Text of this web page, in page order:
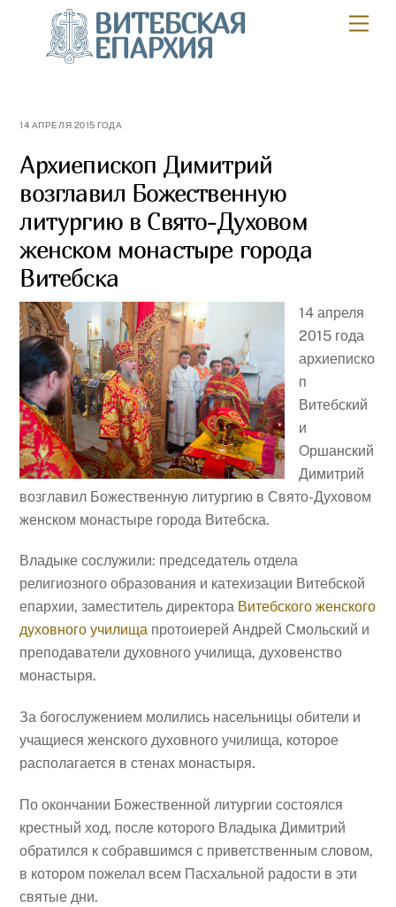
content
ВИТЕБСКАЯ
ЕПАРХИЯ
14 АПРЕЛЯ 2015 ГОДА
Архиепископ Димитрий
возглавил Божественную
литургию в Свято-Духовом
женском монастыре города
Витебска
14 апреля
2015 года
архиеписко
п
Витебский
и
Оршанский
Димитрий
возглавил Божественную литургию в Свято-Духовом
женском монастыре города Витебска.
Владыке сослужили: председатель отдела
религиозного образования и катехизации Витебской
епархии, заместитель директора Витебского женского
духовного училища протоиерей Андрей Смольский и
преподаватели духовного училища, духовенство
монастыря.
За богослужением молились насельницы обители и
учащиеся женского духовного училища, которое
располагается в стенах монастыря.
По окончании Божественной литургии состоялся
крестный ход, после которого Владыка Димитрий
обратился к собравшимся с приветственным словом,
в котором пожелал всем Пасхальной радости в эти
святые дни.